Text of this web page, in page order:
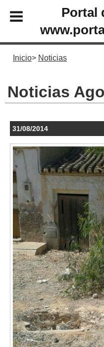
Portal
Inicio Noticias
Noticias
31/08/2014